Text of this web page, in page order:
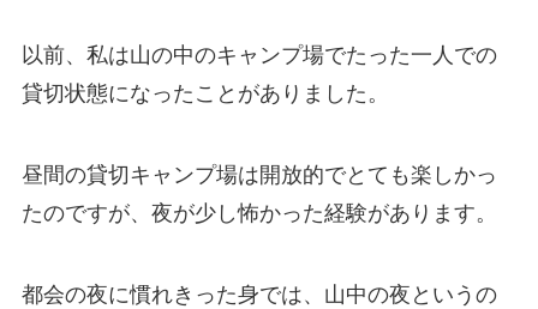
以前、私は山の中のキャンプ場でたった一人での
貸切状態になったことがありました。
昼間の貸切キャンプ場は開放的でとても楽しかっ
たのですが、夜が少し怖かった経験があります。
都会の夜に慣れきった身では、山中の夜というの